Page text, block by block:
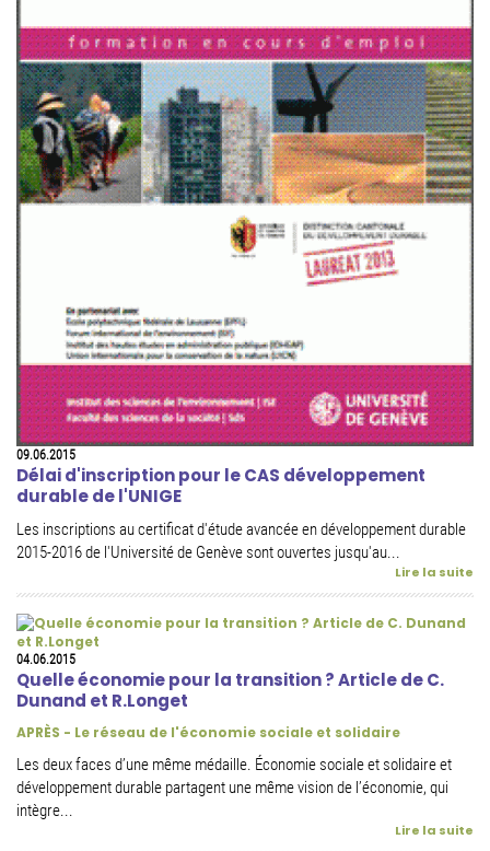
09.06.2015
Délai d'inscription pour le CAS développement
durable de l'UNIGE
Les inscriptions au certificat d'étude avancée en développement durable
2015-2016 de l'Université de Genève sont ouvertes jusqu'au...
Lire la suite
04.06.2015
Quelle économie pour la transition ? Article de C.
Dunand et R.Longet
APRÈS - Le réseau de l'économie sociale et solidaire
Les deux faces d’une même médaille. Économie sociale et solidaire et
développement durable partagent une même vision de l’économie, qui
intègre...
Lire la suite